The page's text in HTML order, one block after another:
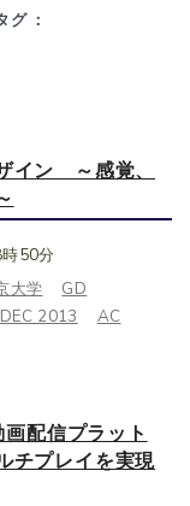
グ ：
イン ～感覚、
50分
大学
GD
2013
AC
配信プラット
チプレイを実現